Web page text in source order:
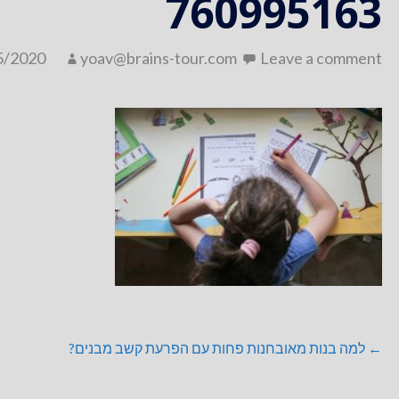
760995163
2020 yoav@brains-tour.com Leave a comment
ניווט
← למה בנות מאובחנות פחות עם הפרעת קשב מבנים?